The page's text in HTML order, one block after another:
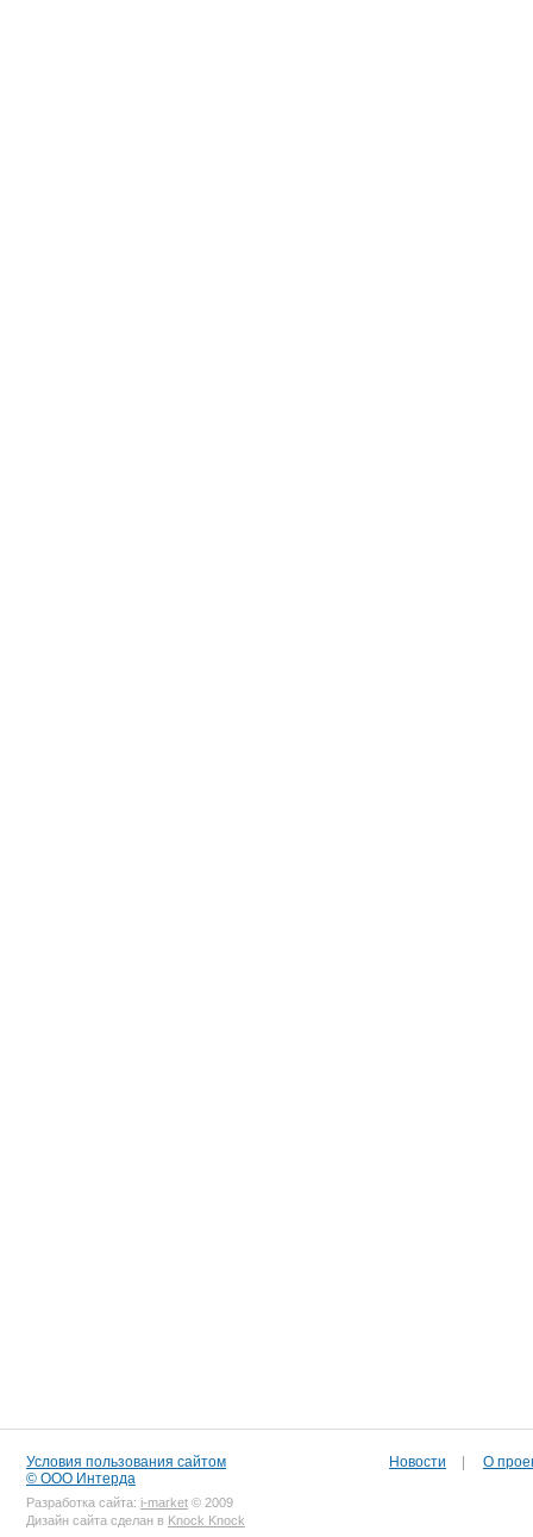
Условия пользования сайтом
© ООО Интерда
Разработка сайта: i-market © 2009
Дизайн сайта сделан в Knock Knock
Новости О